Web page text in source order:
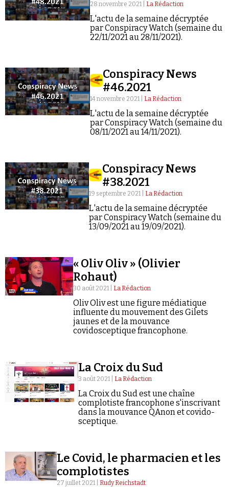
28 novembre 2021 | La Rédaction
L'actu de la semaine décryptée
par Conspiracy Watch (semaine du
22/11/2021 au 28/11/2021).
Conspiracy News
#46.2021
14 novembre 2021 | La Rédaction
L'actu de la semaine décryptée
par Conspiracy Watch (semaine du
08/11/2021 au 14/11/2021).
Conspiracy News
#38.2021
19 septembre 2021 | La Rédaction
L'actu de la semaine décryptée
par Conspiracy Watch (semaine du
13/09/2021 au 19/09/2021).
« Oliv Oliv » (Olivier
Rohaut)
30 août 2021 | La Rédaction
Oliv Oliv est une figure médiatique
influente du mouvement des Gilets
jaunes et de la mouvance
covidosceptique francophone.
La Croix du Sud
3 août 2021 | La Rédaction
La Croix du Sud est une chaîne
complotiste francophone s'inscrivant
dans la mouvance QAnon et covido-
sceptique.
Le Covid, le pharmacien et les
complotistes
27 juillet 2021 | Rudy Reichstadt